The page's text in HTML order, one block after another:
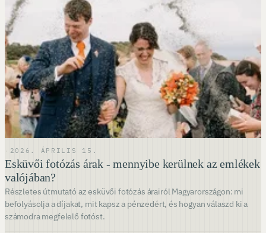
2026. ÁPRILIS 15.
Esküvői fotózás árak - mennyibe kerülnek az emlékek
valójában?
Részletes útmutató az esküvői fotózás árairól Magyarországon: mi
befolyásolja a díjakat, mit kapsz a pénzedért, és hogyan válaszd ki a
számodra megfelelő fotóst.